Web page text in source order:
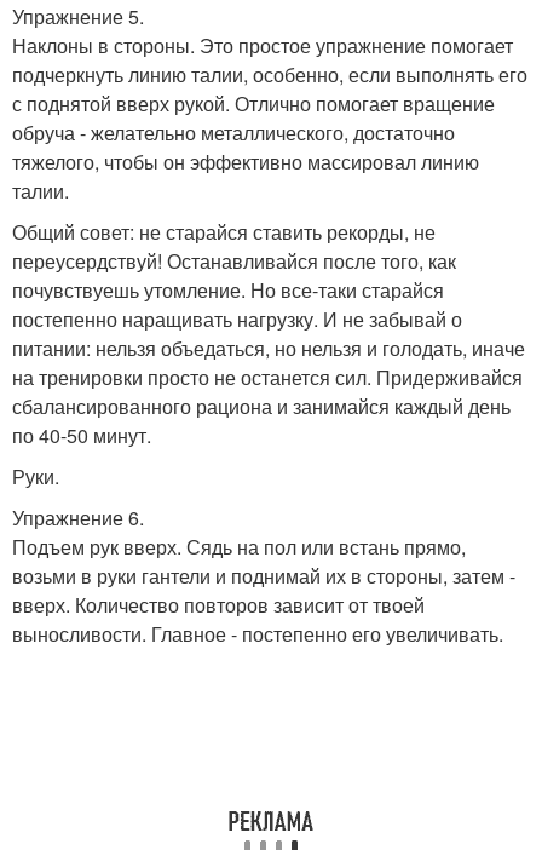
Упражнение 5.
Наклоны в стороны. Это простое упражнение помогает
подчеркнуть линию талии, особенно, если выполнять его
с поднятой вверх рукой. Отлично помогает вращение
обруча - желательно металлического, достаточно
тяжелого, чтобы он эффективно массировал линию
талии.
Общий совет: не старайся ставить рекорды, не
переусердствуй! Останавливайся после того, как
почувствуешь утомление. Но все-таки старайся
постепенно наращивать нагрузку. И не забывай о
питании: нельзя объедаться, но нельзя и голодать, иначе
на тренировки просто не останется сил. Придерживайся
сбалансированного рациона и занимайся каждый день
по 40-50 минут.
Руки.
Упражнение 6.
Подъем рук вверх. Сядь на пол или встань прямо,
возьми в руки гантели и поднимай их в стороны, затем -
вверх. Количество повторов зависит от твоей
выносливости. Главное - постепенно его увеличивать.